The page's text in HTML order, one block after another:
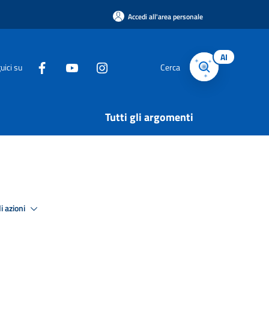
Accedi all'area personale
su Cerca
AI
Tutti gli argomenti
azioni